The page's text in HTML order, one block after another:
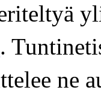
.
ne